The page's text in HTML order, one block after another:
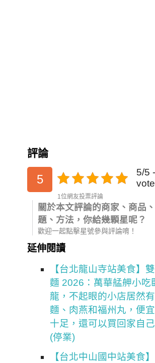
評論
5
5/5
1位網友投票評論
關於本文評論的商家、商品
題、方法，你給幾顆星呢？
歡迎一起點擊星號參與評論唷！
延伸閱讀
【台北龍山寺站美食】
麵 2026：萬華艋舺小吃
龍，不起眼的小店居然
麵、肉燕和福州丸，便
十足，還可以買回家自
(停業)
【台北中山國中站美食